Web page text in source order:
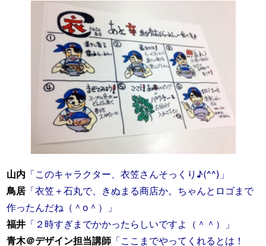
山内 「このキャラクター、衣笠さんそっくり♪(^^)」
鳥居 「衣笠＋石丸で、きぬまる商店か。ちゃんとロゴまで
作ったんだね（＾o＾）」
福井 「２時すぎまでかかったらしいですよ（＾＾）」
青木＠デザイン担当講師 「ここまでやってくれるとは！